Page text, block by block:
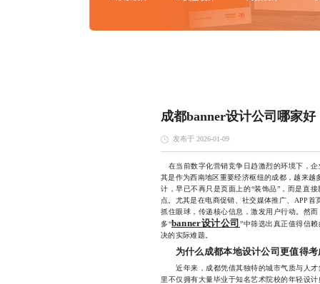
成都banner设计公司哪家好
发布于 2026-01-09
在当前数字化营销竞争日趋激烈的环境下，
其是作为西南地区重要经济枢纽的成都，越来越
计，早已不再只是页面上的“装饰品”，而是直
点。尤其是在电商促销、社交媒体推广、APP首
抓住眼球，传递核心信息，激发用户行动。然
多“banner设计公司”中筛选出真正值得信
决的实际难题。
为什么成都本地设计公司更值得考
近年来，成都凭借其独特的城市气质与人才
里不仅拥有大量毕业于知名艺术院校的年轻设